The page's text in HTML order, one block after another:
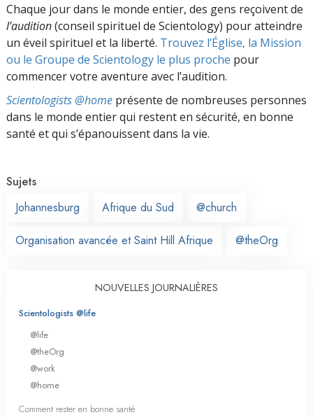
Chaque jour dans le monde entier, des gens reçoivent de
l’audition(conseil spirituel de Scientology) pour atteindre
un éveil spirituel et la liberté. Trouvez l’Église, la Mission
ou le Groupe de Scientology le plus proche pour
commencer votre aventure avec l’audition.
Scientologists @home présente de nombreuses personnes
dans le monde entier qui restent en sécurité, en bonne
santé et qui s’épanouissent dans la vie.
Sujets
Johannesburg
Afrique du Sud @church
Organisation avancée et Saint Hill Afrique @theOrg
NOUVELLES JOURNALIÈRES
Scientologists @life
@life
@theOrg
@work
@home
Comment rester en bonne santé